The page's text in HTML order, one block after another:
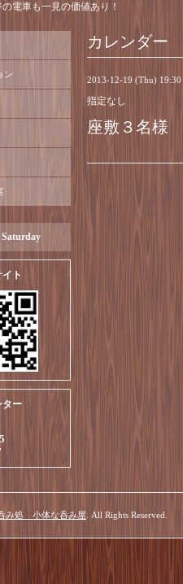
電車も一見の価値あり！
カレンダー
2013-12-19 (Thu) 19:30
指定なし
座敷３名様
ン
Saturday
ト
ター
み処 小体な呑み屋 . All Rights Reserved.